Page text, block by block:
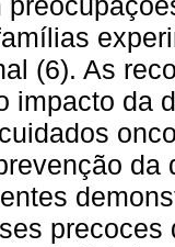
(6). As
impacto da
da